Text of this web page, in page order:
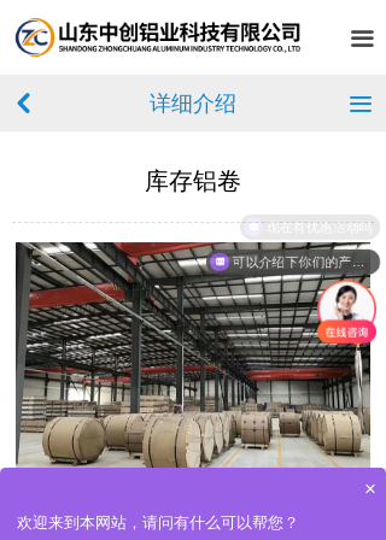
끀
首页
设备展示
车间展示
新闻中心
在线留言
联系我们
库存铝卷
详细介绍
낒 끀
可以介绍下你们的产品么
现在有优惠活动吗
×
欢迎来到本网站，请问有什么可以帮您？